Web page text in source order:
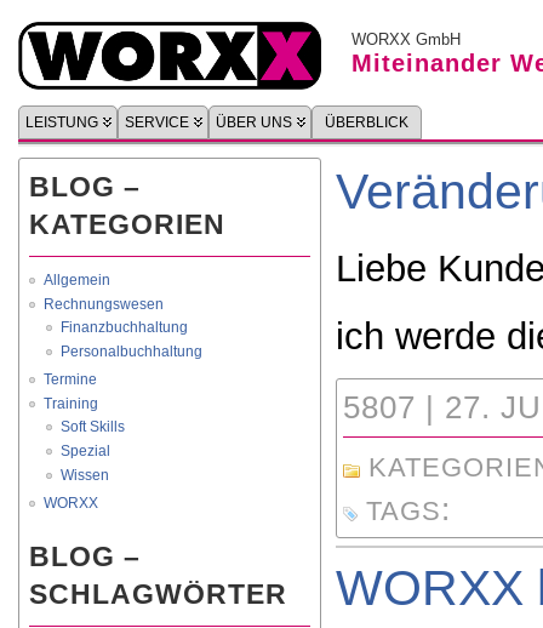
WORXX GmbH
Miteinander
LEISTUNG SERVICE ÜBER UNS ÜBERBLICK
BLOG –
KATEGORIEN
Allgemein
Rechnungswesen
Finanzbuchhaltung
Personalbuchhaltung
Termine
Training
Soft Skills
Spezial
Wissen
WORXX
BLOG –
SCHLAGWÖRTER
Liebe
ich werde
5807 | 27.
TAGS:
WORXX